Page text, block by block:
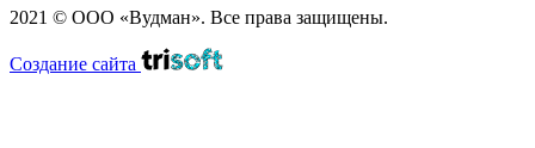
2021 © ООО «Вудман». Все права защищены.
Создание сайта